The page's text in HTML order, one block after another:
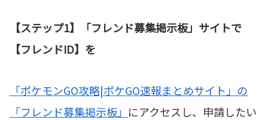
【ステップ1】「フレンド募集掲示板」サイトで
【フレンドID】を
「ポケモンGO攻略|ポケGO速報まとめサイト」の
「フレンド募集掲示板」 にアクセスし、申請したい